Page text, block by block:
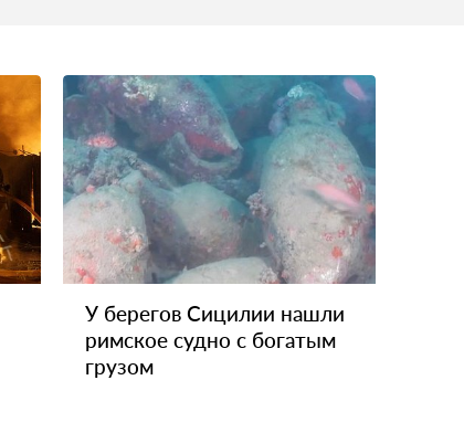
У берегов Сицилии нашли
римское судно с богатым
грузом